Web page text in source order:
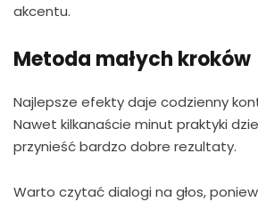
akcentu.
Metoda małych kroków
Najlepsze efekty daje codzienny
Nawet kilkanaście minut praktyki
przynieść bardzo dobre rezultaty.
Warto czytać dialogi na głos,